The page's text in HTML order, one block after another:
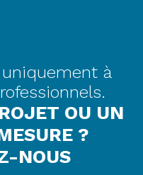
à
OU UN
?
NOUS